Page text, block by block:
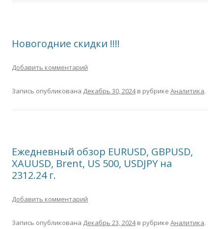
Новогодние скидки !!!!
Добавить комментарий
Запись опубликована Декабрь 30, 2024в рубрике Аналитика.
Ежедневный обзор EURUSD, GBPUSD,
XAUUSD, Brent, US 500, USDJPY на
2312.24 г.
Добавить комментарий
Запись опубликована Декабрь 23, 2024в рубрике Аналитика.